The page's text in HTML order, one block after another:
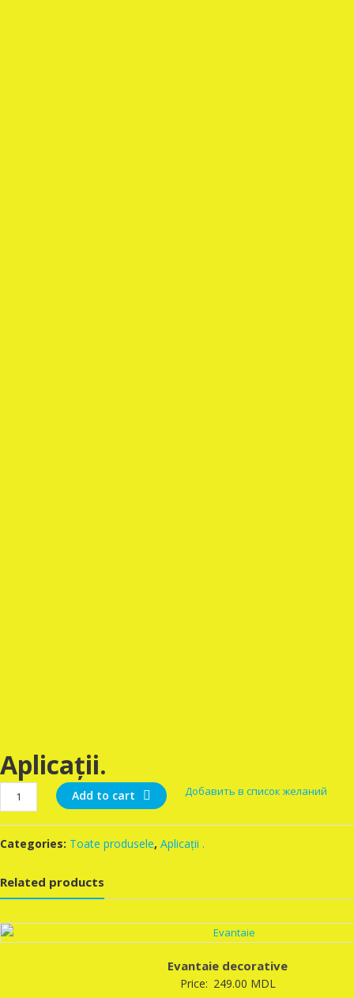
Aplicații.
Aplicații.
quantity
Add to cart Добавить в список желаний
Categories: Toate produsele, Aplicații .
Related products
Evantaie decorative
Price: 249.00 MDL